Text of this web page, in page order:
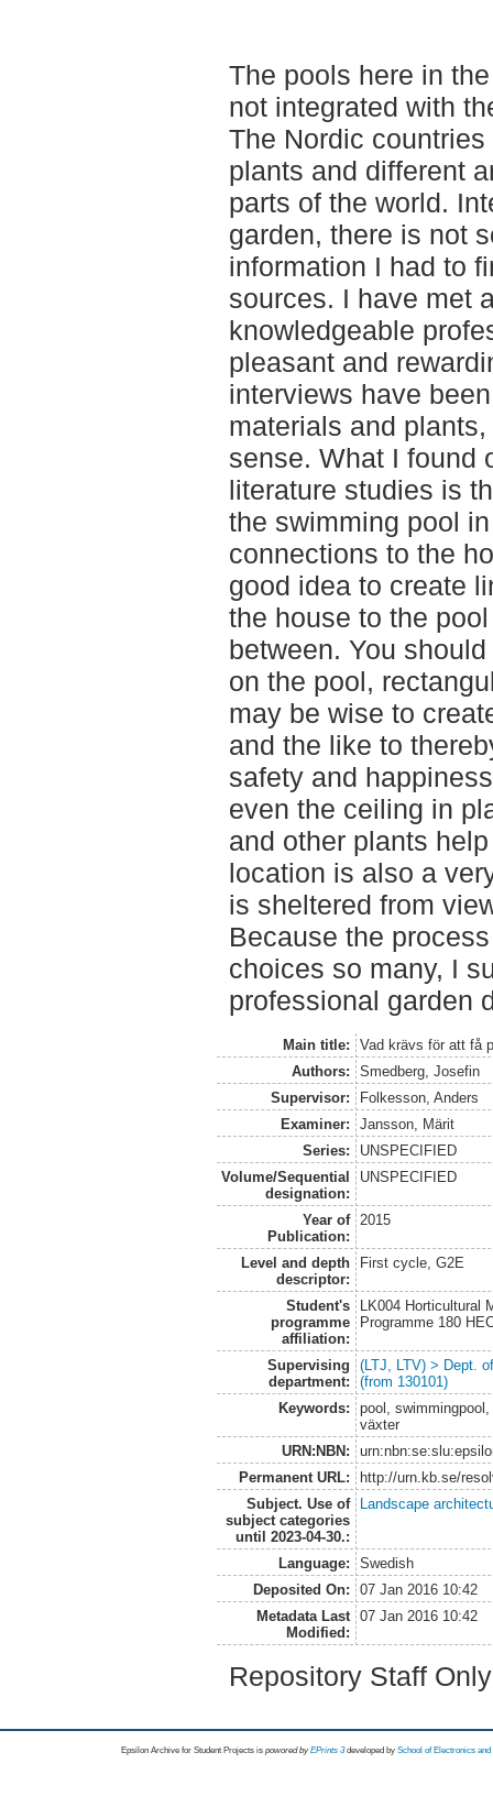
The pools here in
not integrated with
The Nordic
plants and different
parts of the world.
garden, there is not
information I had to
sources. I have met
knowledgeable
pleasant and
interviews have
materials and
sense. What I found
literature studies is
the swimming pool
connections to the
good idea to create
the house to the
between. You
on the pool,
may be wise to
and the like to
safety and
even the ceiling in
and other plants
location is also a
is sheltered from
Because the
choices so many, I
professional garden
Main title:
Vad krävs för att få
Authors:
Smedberg, Josefin
Supervisor:
Folkesson, Anders
Examiner:
Jansson, Märit
Series:
UNSPECIFIED
Volume/Sequential
designation:
UNSPECIFIED
Year of
Publication:
2015
Level and depth
descriptor:
First cycle, G2E
Student's
programme
affiliation:
LK004 Horticultural
Programme 180
Supervising
department:
(LTJ, LTV) > Dept.
(from 130101)
Keywords:
pool,
växter
URN:NBN:
Permanent URL:
http://urn.kb.se/
Subject. Use of
subject categories
until 2023-04-30.:
Landscape
Language:
Swedish
Deposited On:
07 Jan 2016 10:42
Metadata Last
Modified:
07 Jan 2016 10:42
Repository Staff
Epsilon Archive for Student Projects is powored byEPrints 3 developed by School of Electronics